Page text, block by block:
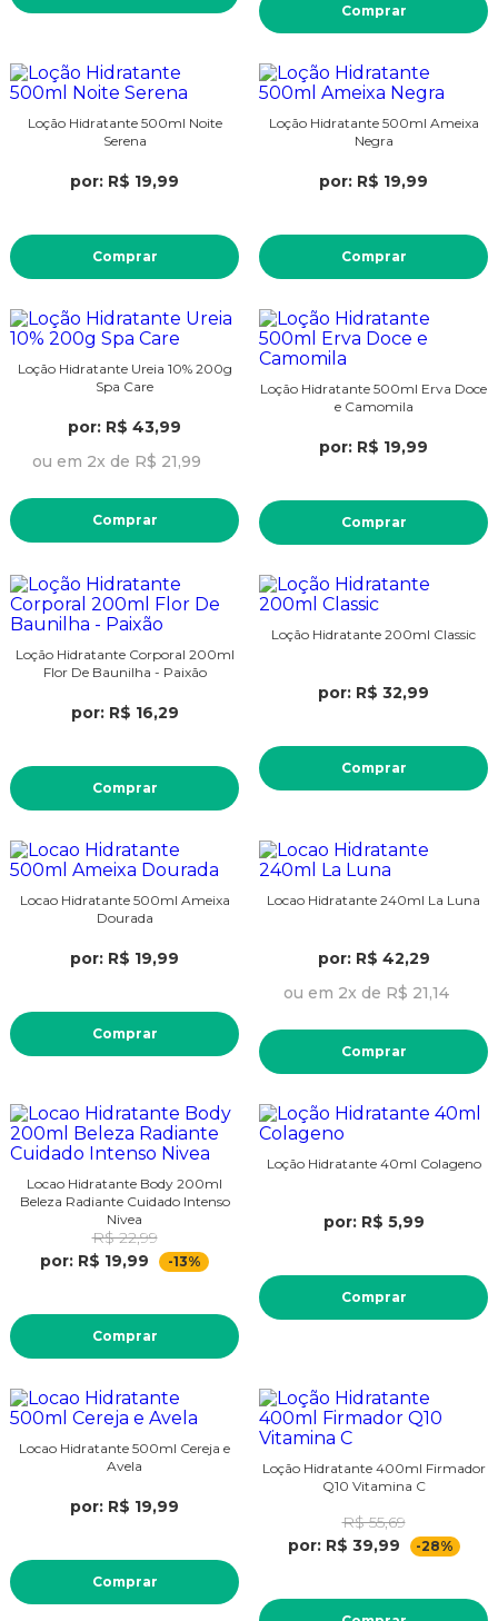
Comprar
Loção Hidratante 500ml Noite
Serena
por: R$ 19,99
Comprar
Loção Hidratante 500ml Ameixa
Negra
por: R$ 19,99
Comprar
Loção Hidratante Ureia 10% 200g
Spa Care
por: R$ 43,99
ou em 2x de R$ 21,99
Comprar
Loção Hidratante 500ml Erva Doce
e Camomila
por: R$ 19,99
Comprar
Loção Hidratante Corporal 200ml
Flor De Baunilha - Paixão
por: R$ 16,29
Comprar
Loção Hidratante 200ml Classic
por: R$ 32,99
Comprar
Locao Hidratante 500ml Ameixa
Dourada
por: R$ 19,99
Comprar
Locao Hidratante 240ml La Luna
por: R$ 42,29
ou em 2x de R$ 21,14
Comprar
Locao Hidratante Body 200ml
Beleza Radiante Cuidado Intenso
Nivea
R$ 22,99
por: R$ 19,99
-13%
Comprar
Loção Hidratante 40ml Colageno
por: R$ 5,99
Comprar
Locao Hidratante 500ml Cereja e
Avela
por: R$ 19,99
Comprar
Loção Hidratante 400ml Firmador
Q10 Vitamina C
R$ 55,69
por: R$ 39,99
-28%